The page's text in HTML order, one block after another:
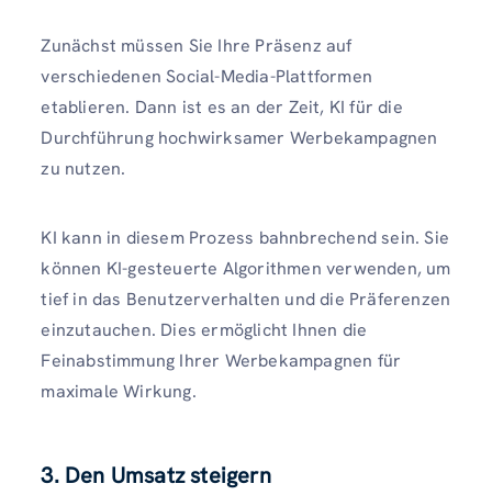
Zunächst müssen Sie Ihre Präsenz auf
verschiedenen Social-Media-Plattformen
etablieren. Dann ist es an der Zeit, KI für die
Durchführung hochwirksamer Werbekampagnen
zu nutzen.
KI kann in diesem Prozess bahnbrechend sein. Sie
können KI-gesteuerte Algorithmen verwenden, um
tief in das Benutzerverhalten und die Präferenzen
einzutauchen. Dies ermöglicht Ihnen die
Feinabstimmung Ihrer Werbekampagnen für
maximale Wirkung.
3. Den Umsatz steigern